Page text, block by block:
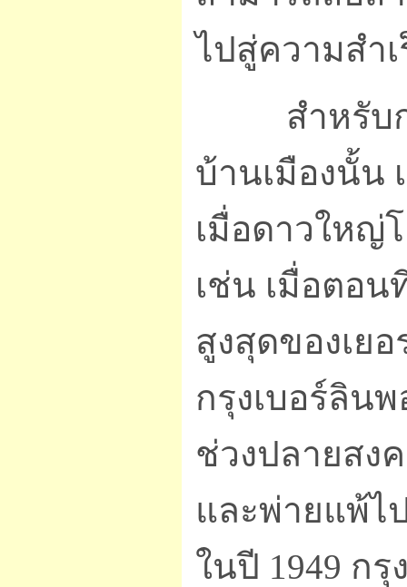
ไปสู่ความสำ
สำหรับกา
บ้านเมืองนั้น
เมื่อดาวใหญ่
เช่น เมื่อตอ
สูงสุดของเย
กรุงเบอร์ลิน
ช่วงปลายสง
และพ่ายแพ้ไ
ในปี 1949 ก